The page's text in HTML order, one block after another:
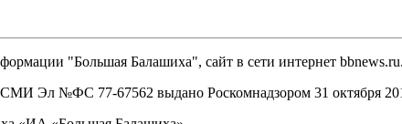
"Большая Балашиха", сайт в сети интернет bbnews.ru.
СМИ Эл №ФС ‎77-67562 выдано Роскомнадзором 31 октября